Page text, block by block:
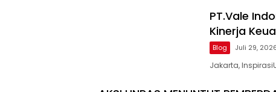
PT.Vale
Kinerja
Blog Juli 29,
Jakarta,